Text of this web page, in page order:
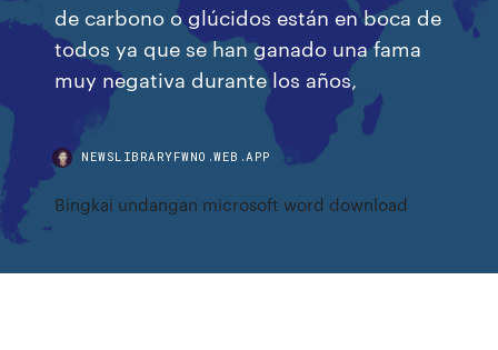
de carbono o glúcidos están en boca de
todos ya que se han ganado una fama
muy negativa durante los años,
NEWSLIBRARYFWNO.WEB.APP
Bingkai undangan microsoft word download